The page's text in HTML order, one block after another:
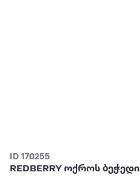
ID 170255
REDBERRY ოქროს ბეჭედი